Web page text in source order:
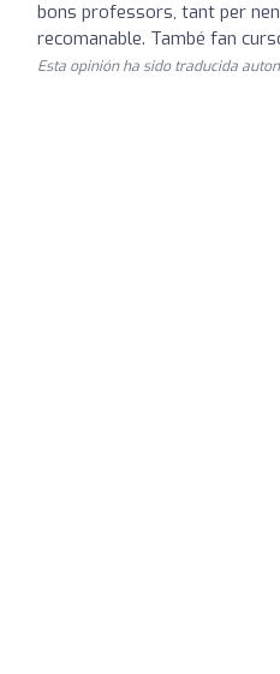
bons professors, tant per
recomanable. També fan
Esta opinión ha sido traducida